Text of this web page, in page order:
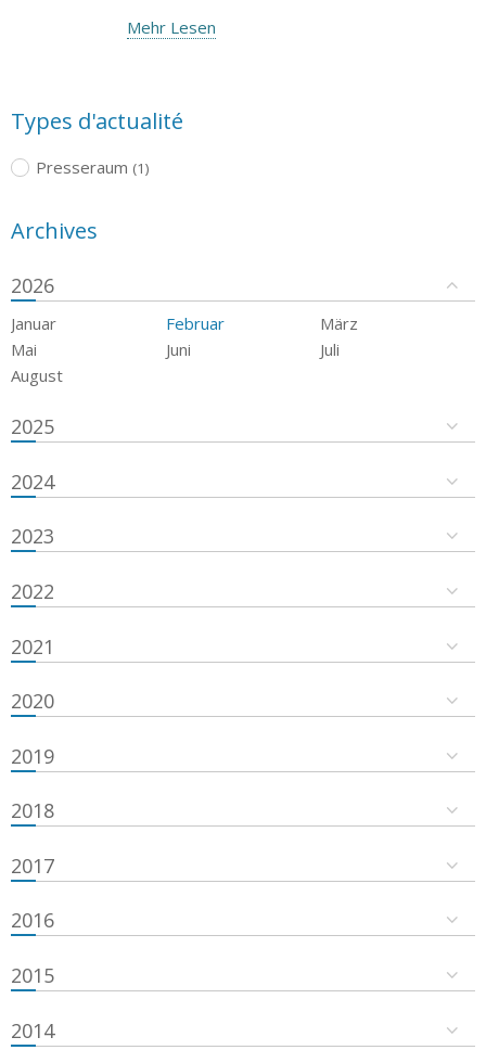
Mehr Lesen
Types d'actualité
Presseraum (1)
Archives
2026
Januar Februar
März
Mai
Juni
Juli
August
2025
2024
2023
2022
2021
2020
2019
2018
2017
2016
2015
2014